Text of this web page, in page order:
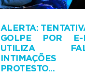
ALERTA:
GOLPE POR E-
UTILIZA
PROTESTO...